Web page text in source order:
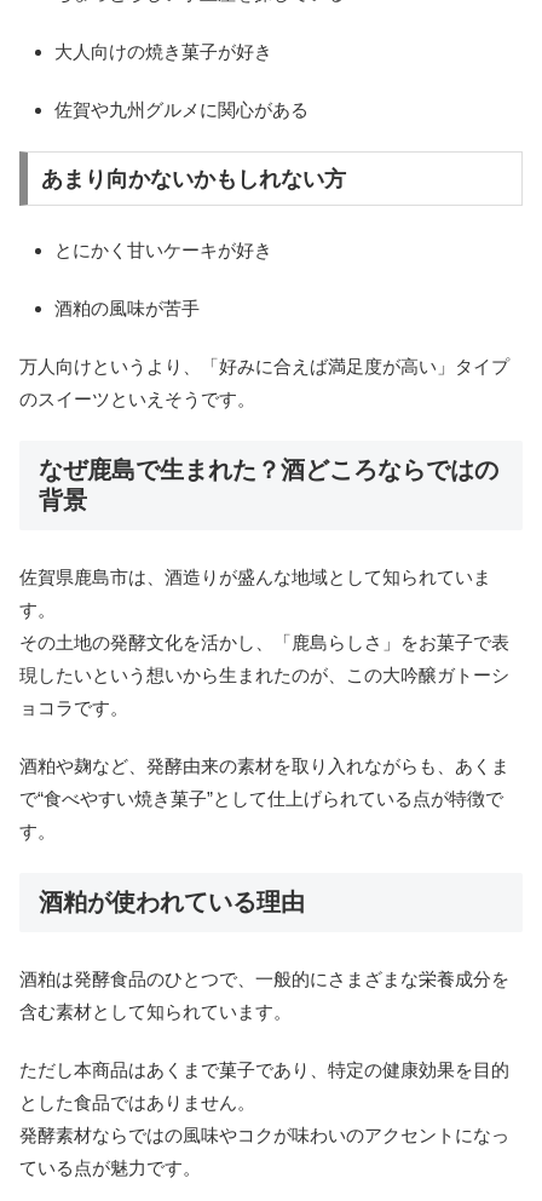
大人向けの焼き菓子が好き
佐賀や九州グルメに関心がある
あまり向かないかもしれない方
とにかく甘いケーキが好き
酒粕の風味が苦手
万人向けというより、「好みに合えば満足度が高い」タイプ
のスイーツといえそうです。
なぜ鹿島で生まれた？酒どころならではの
背景
佐賀県鹿島市は、酒造りが盛んな地域として知られていま
す。
その土地の発酵文化を活かし、「鹿島らしさ」をお菓子で表
現したいという想いから生まれたのが、この大吟醸ガトーシ
ョコラです。
酒粕や麹など、発酵由来の素材を取り入れながらも、あくま
で“食べやすい焼き菓子”として仕上げられている点が特徴で
す。
酒粕が使われている理由
酒粕は発酵食品のひとつで、一般的にさまざまな栄養成分を
含む素材として知られています。
ただし本商品はあくまで菓子であり、特定の健康効果を目的
とした食品ではありません。
発酵素材ならではの風味やコクが味わいのアクセントになっ
ている点が魅力です。